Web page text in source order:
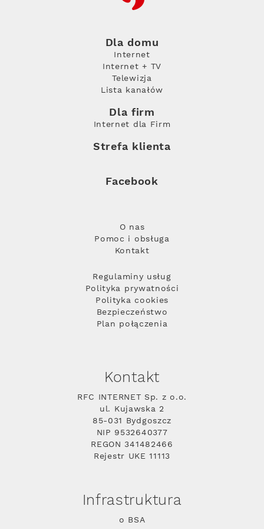
Dla domu
Internet
Internet + TV
Telewizja
Lista kanałów
Dla firm
Internet dla Firm
Strefa klienta
Facebook
O nas
Pomoc i obsługa
Kontakt
Regulaminy usług
Polityka prywatności
Polityka cookies
Bezpieczeństwo
Plan połączenia
Kontakt
RFC INTERNET Sp. z o.o.
ul. Kujawska 2
85-031 Bydgoszcz
NIP 9532640377
REGON 341482466
Rejestr UKE 11113
Infrastruktura
o BSA